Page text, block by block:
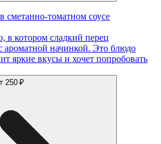
томатном соусе
в котором сладкий перец
ароматной начинкой. Это блюдо
яркие вкусы и хочет попробовать
250 ₽